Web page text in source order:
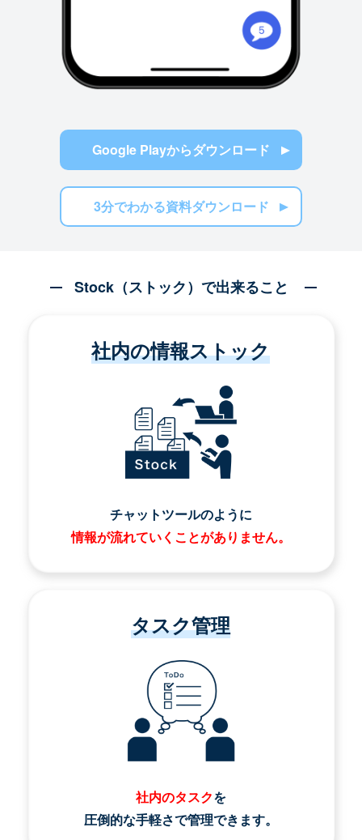
Google Playからダウンロード
3分でわかる資料ダウンロード
Stock（ストック）で出来ること
社内の情報ストック
チャットツールのように
情報が流れていくことがありません。
タスク管理
社内のタスクを
圧倒的な手軽さで管理できます。